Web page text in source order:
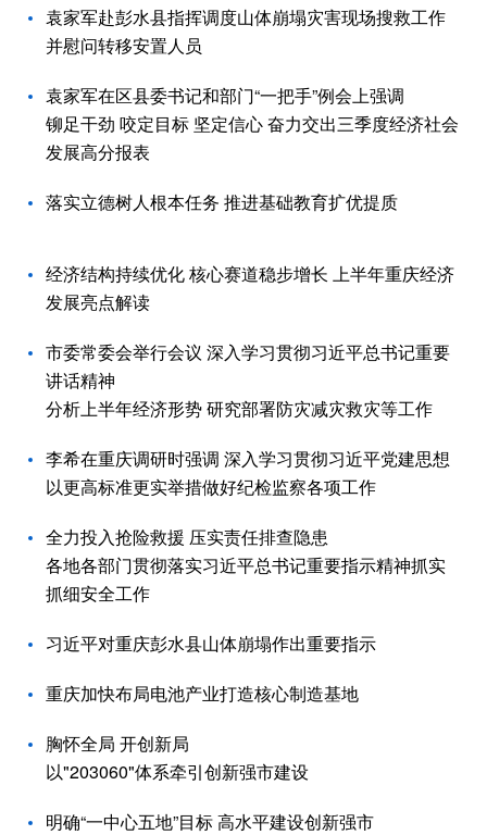
袁家军赴彭水县指挥调度山体崩塌灾害现场搜救工作
并慰问转移安置人员
袁家军在区县委书记和部门“一把手”例会上强调
铆足干劲 咬定目标 坚定信心 奋力交出三季度经济社会
发展高分报表
落实立德树人根本任务 推进基础教育扩优提质
经济结构持续优化 核心赛道稳步增长 上半年重庆经济
发展亮点解读
市委常委会举行会议 深入学习贯彻习近平总书记重要
讲话精神
分析上半年经济形势 研究部署防灾减灾救灾等工作
李希在重庆调研时强调 深入学习贯彻习近平党建思想
以更高标准更实举措做好纪检监察各项工作
全力投入抢险救援 压实责任排查隐患
各地各部门贯彻落实习近平总书记重要指示精神抓实
抓细安全工作
习近平对重庆彭水县山体崩塌作出重要指示
重庆加快布局电池产业打造核心制造基地
胸怀全局 开创新局
以"203060"体系牵引创新强市建设
明确“一中心五地”目标 高水平建设创新强市